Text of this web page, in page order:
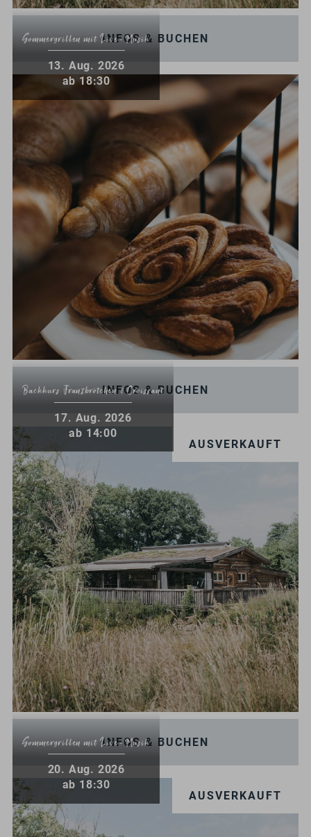
Sommergrillen mit Live-Musik
13. Aug. 2026
ab 18:30
INFOS & BUCHEN
Backkurs Franzbrötchen & Croissant
17. Aug. 2026
ab 14:00
INFOS & BUCHEN
AUSVERKAUFT
Sommergrillen mit Live-Musik
20. Aug. 2026
ab 18:30
INFOS & BUCHEN
AUSVERKAUFT